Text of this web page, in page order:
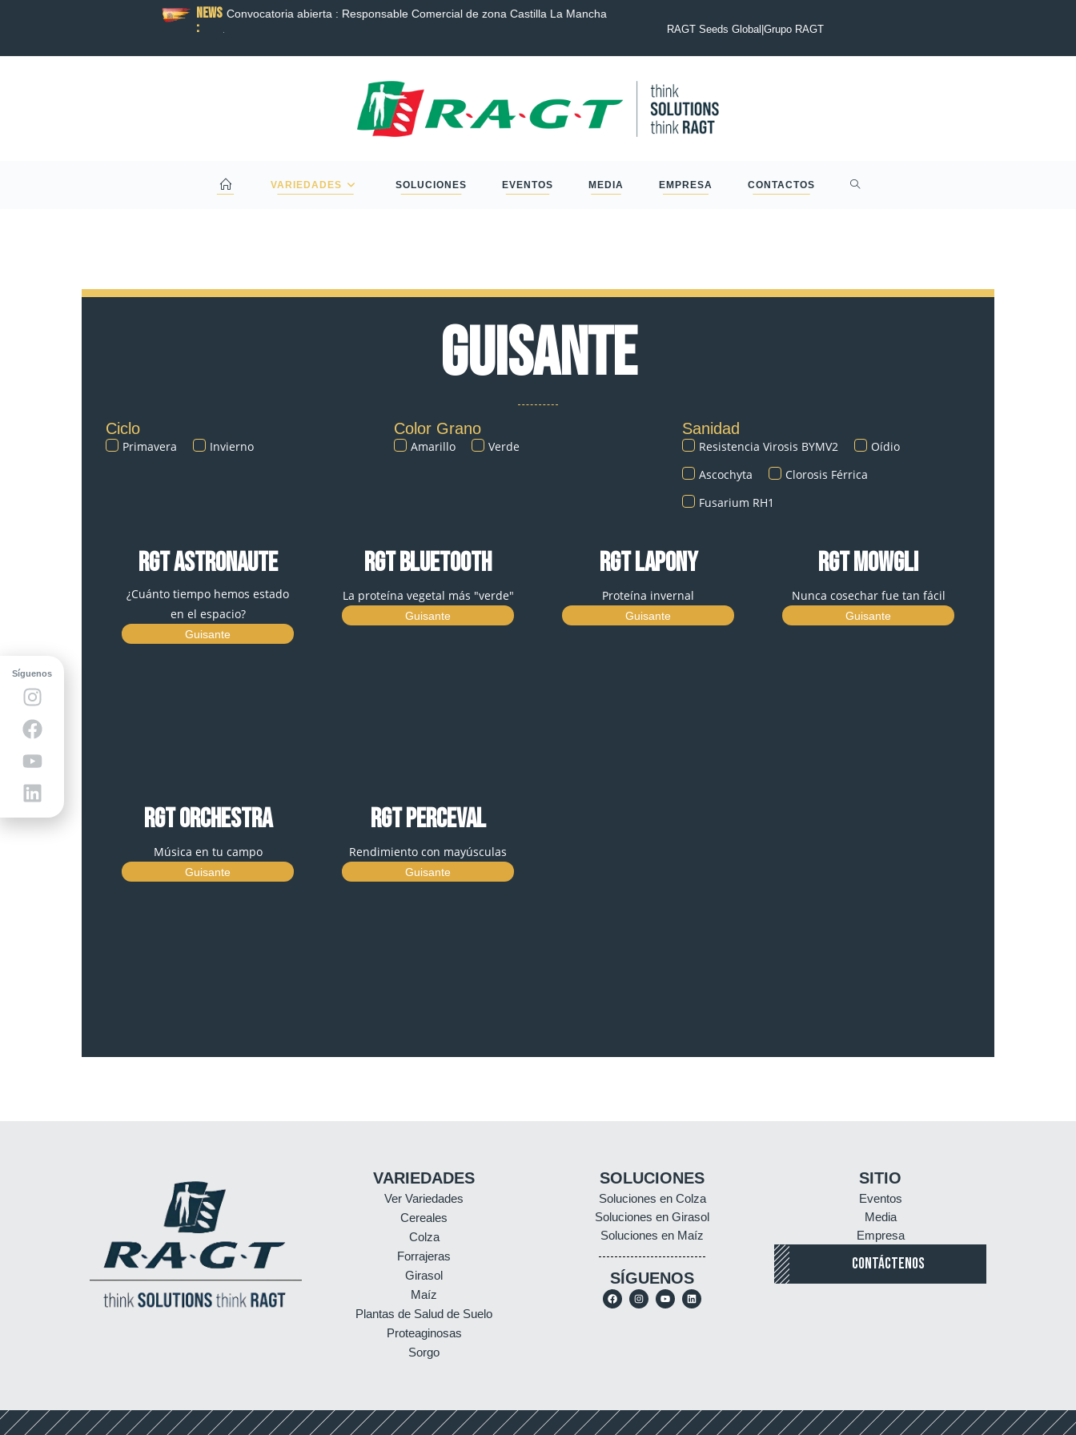
News
:
ENTRE RAGT Y BAYER PARA
DA UN NUEVO PASO ADELANTE.
Convocatoria abierta : Responsable Comercial de zona Castilla La Mancha
RAGT del negocio de semillas de cebada maltera de dos carreras de Syngenta
RAGT Seeds Global |Grupo RAGT
VARIEDADES SOLUCIONES EVENTOS MEDIA EMPRESA CONTACTOS
Guisante
Ciclo
Primavera Invierno
Color Grano
Amarillo Verde
Sanidad
Resistencia Virosis BYMV2
Oídio
Ascochyta
Clorosis Férrica
Fusarium RH1
RGT ASTRONAUTE
¿Cuánto tiempo hemos estado
en el espacio?
Guisante
RGT BLUETOOTH
La proteína vegetal más "verde"
Guisante
RGT LAPONY
Proteína invernal
Guisante
RGT MOWGLI
Nunca cosechar fue tan fácil
Guisante
RGT ORCHESTRA
Música en tu campo
Guisante
RGT PERCEVAL
Rendimiento con mayúsculas
Guisante
VARIEDADES
Ver Variedades
Cereales
Colza
Forrajeras
Girasol
Maíz
Plantas de Salud de Suelo
Proteaginosas
Sorgo
SOLUCIONES
Soluciones en Colza
Soluciones en Girasol
Soluciones en Maíz
SÍGUENOS
SITIO
Eventos
Media
Empresa
CONTÁCTENOS
Síguenos